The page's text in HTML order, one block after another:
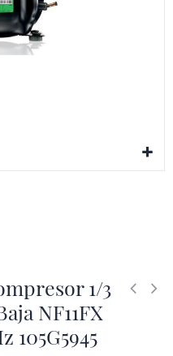
1/3
NF11FX
105G5945